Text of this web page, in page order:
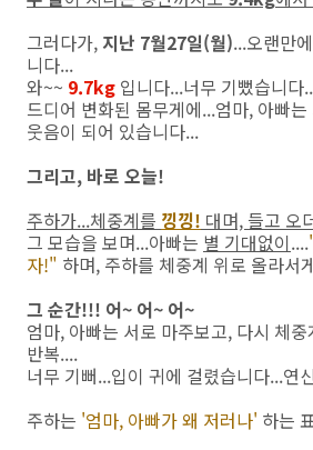
그러다가, 지난 7월27일(월)...오랜만
니다...
와~~ 9.7kg 입니다...너무 기뻤습니다
드디어 변화된 몸무게에...엄마, 아빠
웃음이 되어 있습니다...
그리고, 바로 오늘!
주하가...체중계를 낑낑! 대며, 들고 오
그 모습을 보며...아빠는 별 기대없이....
자!" 하며, 주하를 체중계 위로 올라서
그 순간!!! 어~ 어~ 어~
엄마, 아빠는 서로 마주보고, 다시 체
반복....
너무 기뻐...입이 귀에 걸렸습니다...연
주하는 '엄마, 아빠가 왜 저러나' 하는